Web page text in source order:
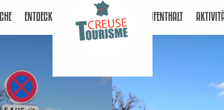
ENTDECKEN AUFENTHALT